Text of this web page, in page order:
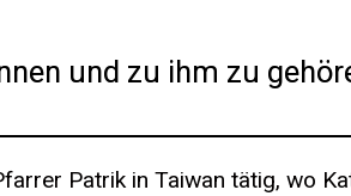
und zu ihm zu
Patrik in Taiwan tätig, wo